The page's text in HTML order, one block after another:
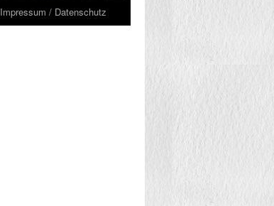
Impressum / Datenschutz